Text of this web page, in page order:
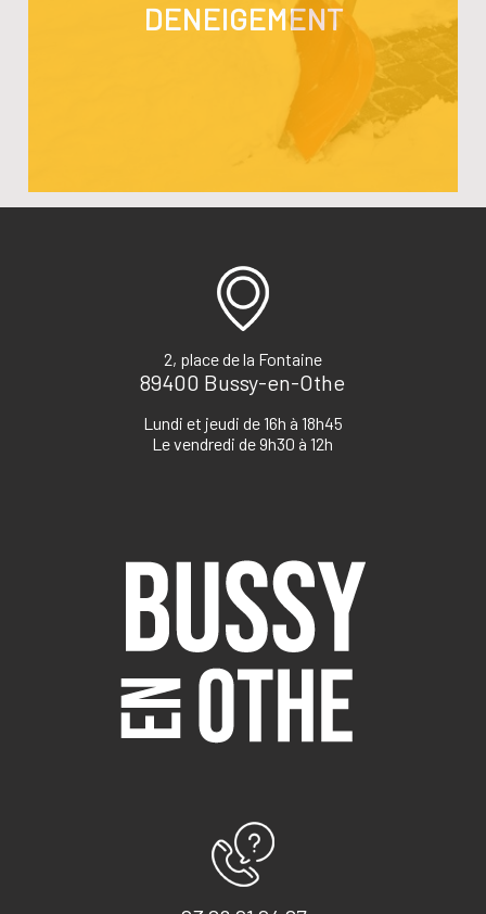
DENEIGEMENT
2, place de la Fontaine
89400 Bussy-en-Othe
Lundi et jeudi de 16h à 18h45
Le vendredi de 9h30 à 12h